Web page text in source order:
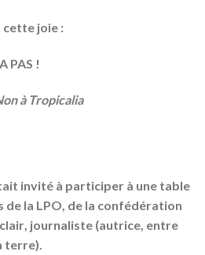
cette joie :
PAS !
à Tropicalia
invité à participer à une table
de la LPO, de la confédération
, journaliste (autrice, entre
terre).